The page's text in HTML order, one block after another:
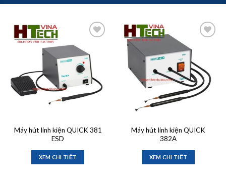
wishlist
Máy hút linh kiện QUICK 381
ESD
XEM CHI TIẾT
Máy hút linh kiện QUICK
382A
XEM CHI TIẾT